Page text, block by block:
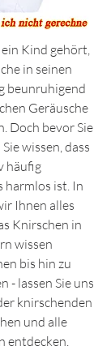
Kind gehört,
in seinen
beunruhigend
Geräusche
Doch bevor Sie
wissen, dass
häufig
harmlos ist. In
Ihnen alles
Knirschen in
wissen
bis hin zu
- lassen Sie uns
knirschenden
und alle
entdecken.